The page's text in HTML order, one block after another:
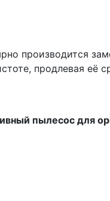
производится
продлевая её
пылесос для